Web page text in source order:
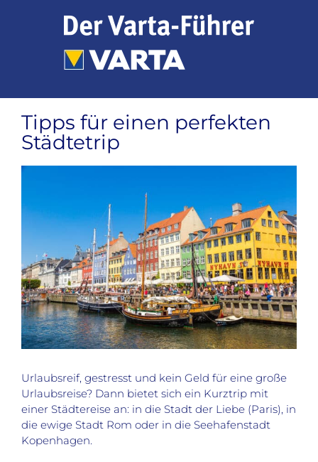
Tipps für einen perfekten
Städtetrip
Zeige
Urlaubsreif, gestresst und kein Geld für eine große
Urlaubsreise? Dann bietet sich ein Kurztrip mit
einer Städtereise an: in die Stadt der Liebe (Paris), in
die ewige Stadt Rom oder in die Seehafenstadt
Kopenhagen.